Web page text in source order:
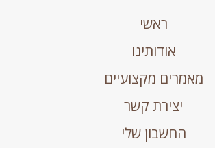
ראשי
אודותינו
מאמרים מקצועיים
יצירת קשר
החשבון שלי